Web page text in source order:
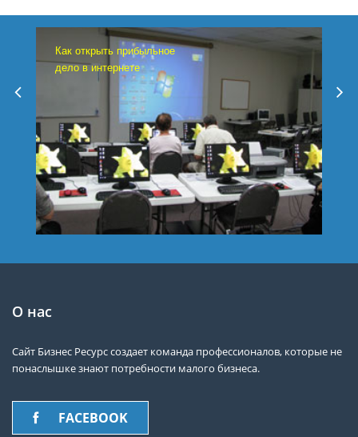
Как открыть прибыльное
дело в интернете
О нас
Сайт Бизнес Ресурс создает команда профессионалов, которые не
понаслышке знают потребности малого бизнеса.
FACEBOOK